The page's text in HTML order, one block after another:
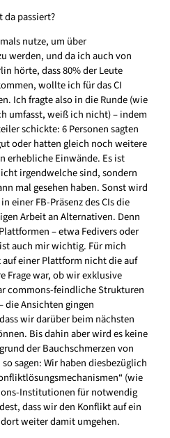
da passiert?
nutze, um über
werden, und da ich auch von
hörte, dass 80% der Leute
wollte ich für das CI
Ich fragte also in die Runde (wie
umfasst, weiß ich nicht) – indem
schickte: 6 Personen sagten
oder hatten gleich noch weitere
erhebliche Einwände. Es ist
irgendwelche sind, sondern
mal gesehen haben. Sonst wird
einer FB-Präsenz des CIs die
Arbeit an Alternativen. Denn
– etwa Fedivers oder
auch mir wichtig. Für mich
einer Plattform nicht die auf
Frage war, ob wir exklusive
commons-feindliche Strukturen
Ansichten gingen
wir darüber beim nächsten
Bis dahin aber wird es keine
der Bauchschmerzen von
sagen: Wir haben diesbezüglich
(wie
Institutionen für notwendig
dass wir den Konflikt auf ein
weiter damit umgehen.